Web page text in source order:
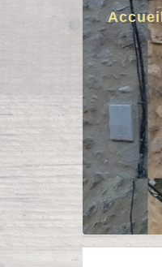
Accueil